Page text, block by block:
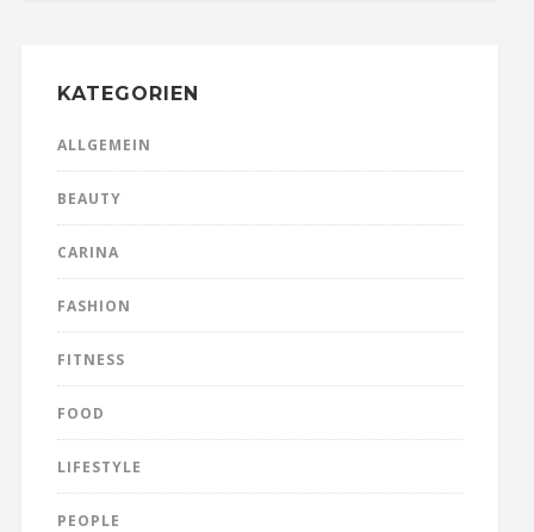
KATEGORIEN
ALLGEMEIN
BEAUTY
CARINA
FASHION
FITNESS
FOOD
LIFESTYLE
PEOPLE